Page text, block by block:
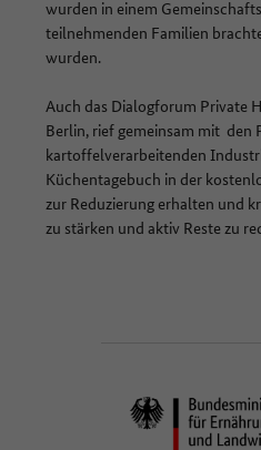
wurden in einem
teilnehmenden Familien
wurden.
Auch das Dialogforum Private
Berlin, rief gemeinsam mit den
kartoffelverarbeitenden
Küchentagebuch in der
zur Reduzierung erhalten und
zu stärken und aktiv Reste zu